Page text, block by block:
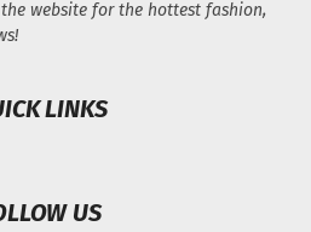
website for the hottest fashion,
LINKS
US